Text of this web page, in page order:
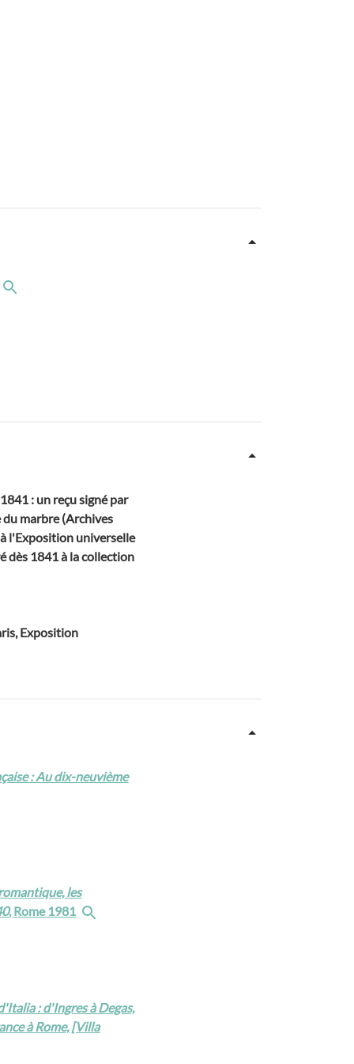
: un reçu signé par
marbre (Archives
l'Exposition universelle
dès 1841 à la collection
Exposition
: Au dix-neuvième
les
, Rome 1981
: d'Ingres à Degas,
à Rome, [Villa